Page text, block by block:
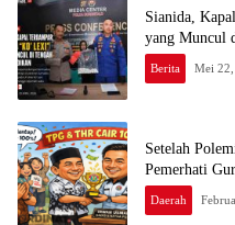
Sianida,
yang Muncul
Berita Mei
Setelah
Pemerhati
Daerah